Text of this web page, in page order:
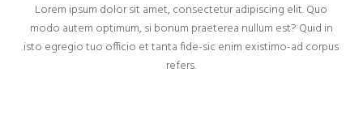
Lorem ipsum dolor sit amet, consectetur adipiscing elit. Quo
modo autem optimum, si bonum praeterea nullum est? Quid in
isto egregio tuo officio et tanta fide-sic enim existimo-ad corpus
refers.